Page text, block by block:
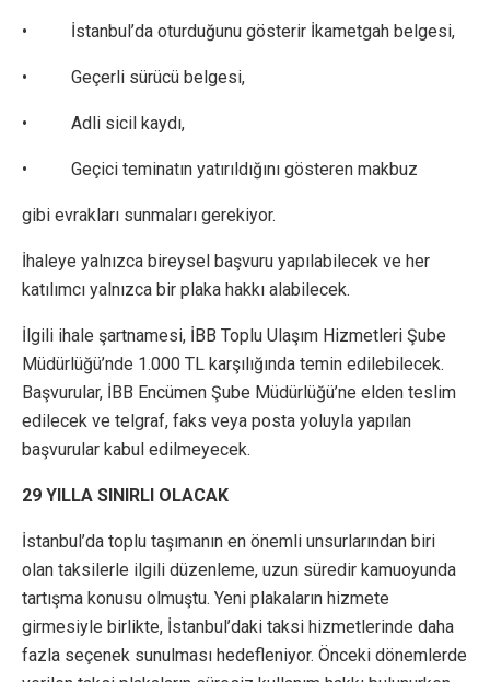
• İstanbul’da oturduğunu gösterir İkametgah belgesi,
• Geçerli sürücü belgesi,
• Adli sicil kaydı,
• Geçici teminatın yatırıldığını gösteren makbuz
gibi evrakları sunmaları gerekiyor.
İhaleye yalnızca bireysel başvuru yapılabilecek ve her
katılımcı yalnızca bir plaka hakkı alabilecek.
İlgili ihale şartnamesi, İBB Toplu Ulaşım Hizmetleri Şube
Müdürlüğü’nde 1.000 TL karşılığında temin edilebilecek.
Başvurular, İBB Encümen Şube Müdürlüğü’ne elden teslim
edilecek ve telgraf, faks veya posta yoluyla yapılan
başvurular kabul edilmeyecek.
29 YILLA SINIRLI OLACAK
İstanbul’da toplu taşımanın en önemli unsurlarından biri
olan taksilerle ilgili düzenleme, uzun süredir kamuoyunda
tartışma konusu olmuştu. Yeni plakaların hizmete
girmesiyle birlikte, İstanbul’daki taksi hizmetlerinde daha
fazla seçenek sunulması hedefleniyor. Önceki dönemlerde